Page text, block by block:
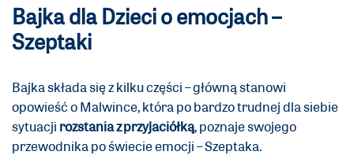
Bajka dla Dzieci o emocjach –
Szeptaki
Bajka składa się z kilku części – główną stanowi
opowieść o Malwince, która po bardzo trudnej dla siebie
sytuacji rozstania z przyjaciółką, poznaje swojego
przewodnika po świecie emocji – Szeptaka.